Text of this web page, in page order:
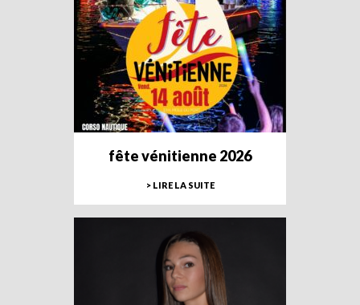
fête vénitienne 2026
> LIRE LA SUITE